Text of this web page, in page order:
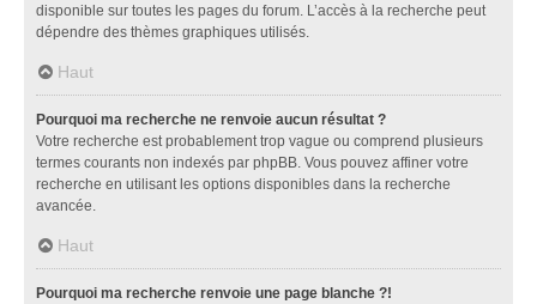
disponible sur toutes les pages du forum. L’accès à la recherche peut
dépendre des thèmes graphiques utilisés.
Haut
Pourquoi ma recherche ne renvoie aucun résultat ?
Votre recherche est probablement trop vague ou comprend plusieurs
termes courants non indexés par phpBB. Vous pouvez affiner votre
recherche en utilisant les options disponibles dans la recherche
avancée.
Haut
Pourquoi ma recherche renvoie une page blanche ?!